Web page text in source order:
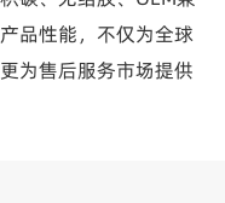
品性能，不仅为全球
为售后服务市场提供